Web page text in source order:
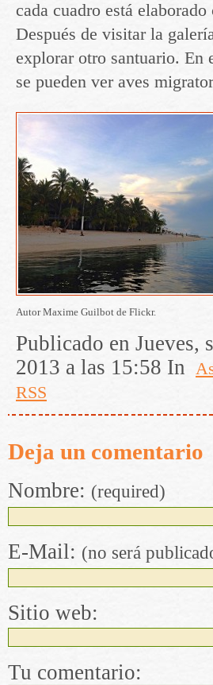
cada cuadro está
Después de visitar la
explorar otro santuario. En
se pueden ver aves
Autor Maxime Guilbot de Flickr.
Publicado en Jueves,
2013 a las 15:58 In
RSS
Deja un comentario
Nombre: (required)
E-Mail: (no será
Sitio web:
Tu comentario: